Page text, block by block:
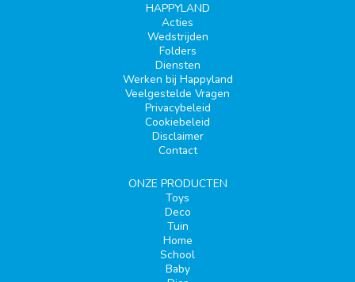
HAPPYLAND
Acties
Wedstrijden
Folders
Diensten
Werken bij Happyland
Veelgestelde Vragen
Privacybeleid
Cookiebeleid
Disclaimer
Contact
ONZE PRODUCTEN
Toys
Deco
Tuin
Home
School
Baby